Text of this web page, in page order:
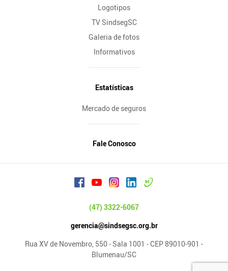
Logotipos
TV SindsegSC
Galeria de fotos
Informativos
Estatísticas
Mercado de seguros
Fale Conosco
(47) 3322-6067
gerencia@sindsegsc.org.br
Rua XV de Novembro, 550 - Sala 1001 - CEP 89010-901 -
Blumenau/SC